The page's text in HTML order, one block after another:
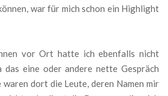
war für mich schon ein Highlight
vor Ort hatte ich ebenfalls nicht
das eine oder andere nette Gespräch
dort die Leute, deren Namen mir